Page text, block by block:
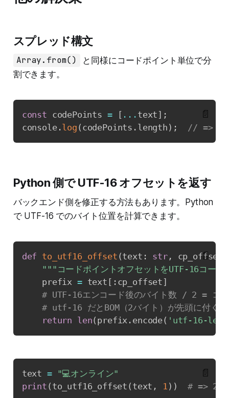
スプレッド構文
Array.from()
と同様にコードポイント単位で分
割できます。
const codePoints = [ ... text ] ;
console.log ( codePoints . length ) ; // => 6
📄
Python 側で UTF-16 オフセットを返す
バックエンド側を修正する方法もあります。Python
で UTF-16 でのバイト位置を計算できます。
def to_utf16_offset (text : str, cp_offset
"""コードポイントオフセットをUTF-16コー
    prefix
= text [ : cp_offset ]
# UTF-16エンコード後のバイト数 / 2 = コー
# utf-16 だとBOM（2バイト）が先頭に付く
return len( prefix . encode( 'utf-16-le'
📄
text =
"💻オンライン"
print ( to_utf16_offset ( text , 1 ) ) # => 2
📄